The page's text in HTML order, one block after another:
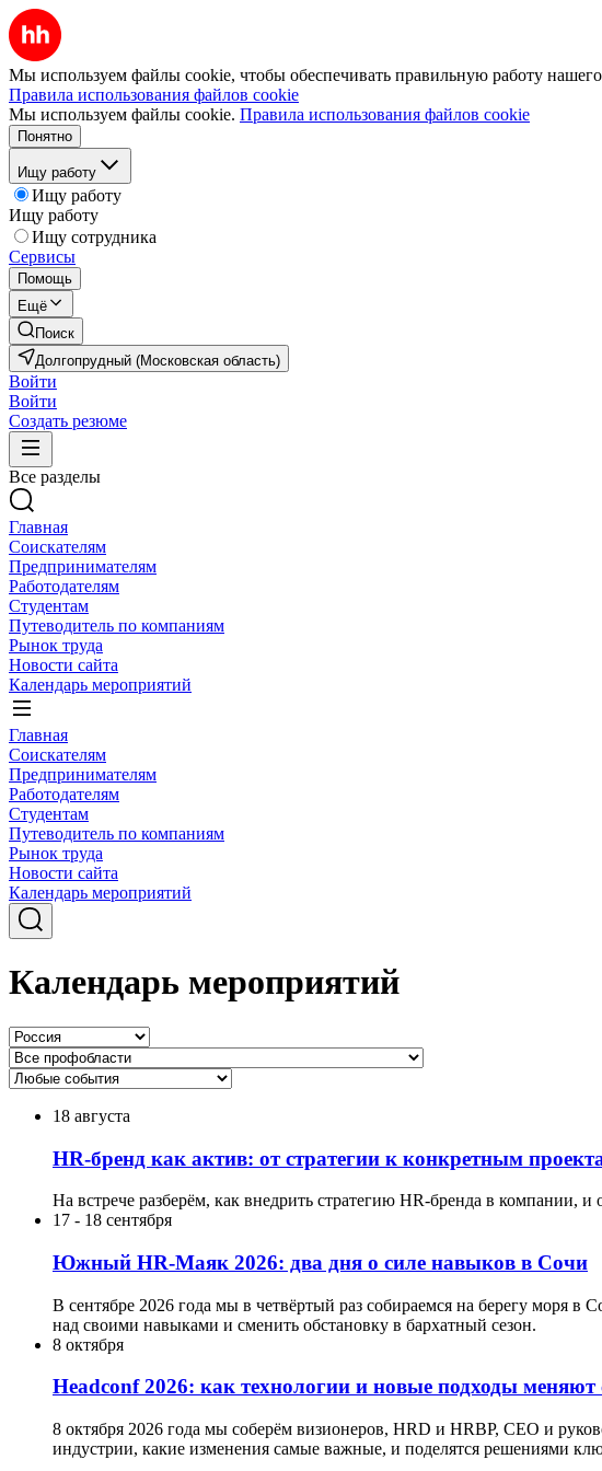
Мы используем файлы cookie, чтобы обеспечивать правильную работу нашего
Правила использования файлов cookie
Мы используем файлы cookie. Правила использования файлов cookie
Понятно
Ищу работу
Ищу работу
Ищу работу
Ищу сотрудника
Сервисы
Помощь
Ещё
Поиск
Долгопрудный (Московская область)
Войти
Войти
Создать резюме
Все разделы
Главная
Соискателям
Предпринимателям
Работодателям
Студентам
Путеводитель по компаниям
Рынок труда
Новости сайта
Календарь мероприятий
Главная
Соискателям
Предпринимателям
Работодателям
Студентам
Путеводитель по компаниям
Рынок труда
Новости сайта
Календарь мероприятий
Календарь мероприятий
18 августа
HR-бренд как актив: от стратегии к конкретным
На встрече разберём, как внедрить стратегию HR-бренда в компании,
17 - 18 сентября
Южный HR-Маяк 2026: два дня о силе навыков в Сочи
В сентябре 2026 года мы в четвёртый раз собираемся на берегу моря
над своими навыками и сменить обстановку в бархатный сезон.
8 октября
Headсonf 2026: как технологии и новые подходы меняют
8 октября 2026 года мы соберём визионеров, HRD и HRBP, СЕО и
индустрии, какие изменения самые важные, и поделятся решениями